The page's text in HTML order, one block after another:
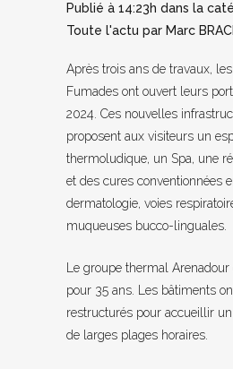
Publié à 14:23h dans la
Toute l'actu par Marc
Après trois ans de travaux,
Fumades ont ouvert leurs
2024. Ces nouvelles
proposent aux visiteurs un
thermoludique, un Spa, une
et des cures conventionnées
dermatologie, voies
muqueuses bucco-linguales.
Le groupe thermal
pour 35 ans. Les bâtiments
restructurés pour accueillir
de larges plages horaires.